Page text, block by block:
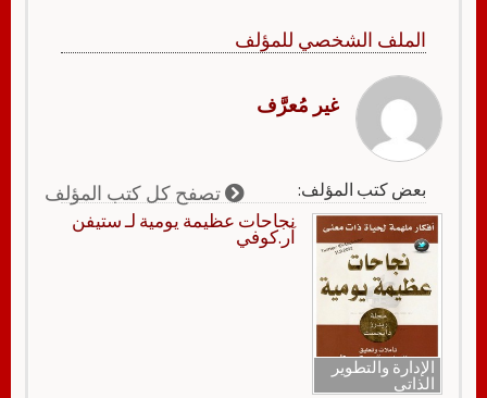
الملف الشخصي للمؤلف
غير مُعرَّف
بعض كتب المؤلف: تصفح كل كتب المؤلف
الإدارة والتطوير
الذاتي
نجاحات عظيمة يومية لـ ستيفن
آر.كوفي